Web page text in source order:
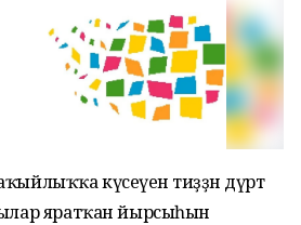
күсеүенә тиҙҙән дүрт
яратҡан йырсыһын